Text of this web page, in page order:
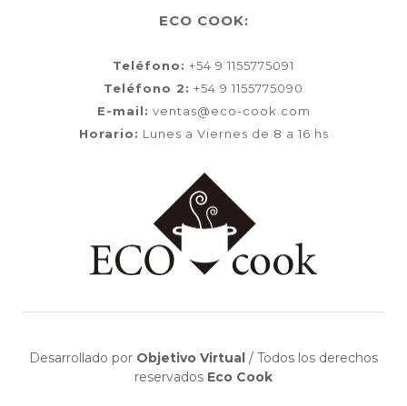
ECO COOK:
Teléfono: +54 9 1155775091
Teléfono 2: +54 9 1155775090
E-mail: ventas@eco-cook.com
Horario: Lunes a Viernes de 8 a 16 hs
Desarrollado por Objetivo Virtual / Todos los derechos
reservados Eco Cook